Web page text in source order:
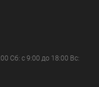
Сб: с 9:00 до 18:00 Вс: